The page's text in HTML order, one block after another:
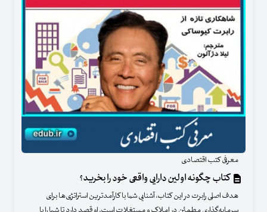
معرفی کتب اقتصادی
کتاب چگونه اولین دارایی واقعی خود را بخرید؟
هدف اصلی رابرت در این کتاب، آشنایی شما با کارآمدترین استراتژی‌ها برای